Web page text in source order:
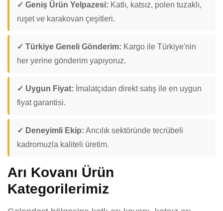
✓ Geniş Ürün Yelpazesi: Katlı, katsız, polen tuzaklı,
ruşet ve karakovan çeşitleri.
✓ Türkiye Geneli Gönderim: Kargo ile Türkiye'nin
her yerine gönderim yapıyoruz.
✓ Uygun Fiyat: İmalatçıdan direkt satış ile en uygun
fiyat garantisi.
✓ Deneyimli Ekip: Arıcılık sektöründe tecrübeli
kadromuzla kaliteli üretim.
Arı Kovanı Ürün
Kategorilerimiz